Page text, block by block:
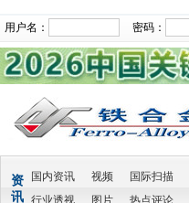
用户名： 密码：
资
讯
国内资讯 视频 国际扫描
行业透视
图片 热点评论